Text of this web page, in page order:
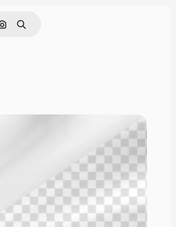
Cerca per immagine
Ricerca